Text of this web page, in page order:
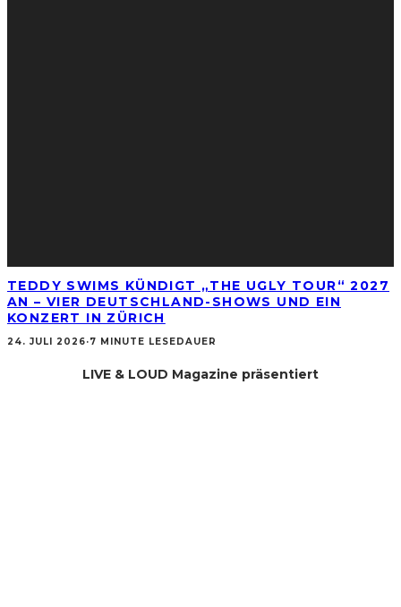
TEDDY SWIMS KÜNDIGT „THE UGLY TOUR“ 2027
AN – VIER DEUTSCHLAND-SHOWS UND EIN
KONZERT IN ZÜRICH
24. JULI 2026·7 MINUTE LESEDAUER
LIVE & LOUD Magazine präsentiert